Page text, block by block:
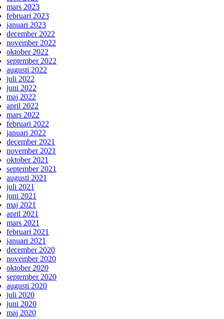
mars 2023
februari 2023
januari 2023
december 2022
november 2022
oktober 2022
september 2022
augusti 2022
juli 2022
juni 2022
maj 2022
april 2022
mars 2022
februari 2022
januari 2022
december 2021
november 2021
oktober 2021
september 2021
augusti 2021
juli 2021
juni 2021
maj 2021
april 2021
mars 2021
februari 2021
januari 2021
december 2020
november 2020
oktober 2020
september 2020
augusti 2020
juli 2020
juni 2020
maj 2020